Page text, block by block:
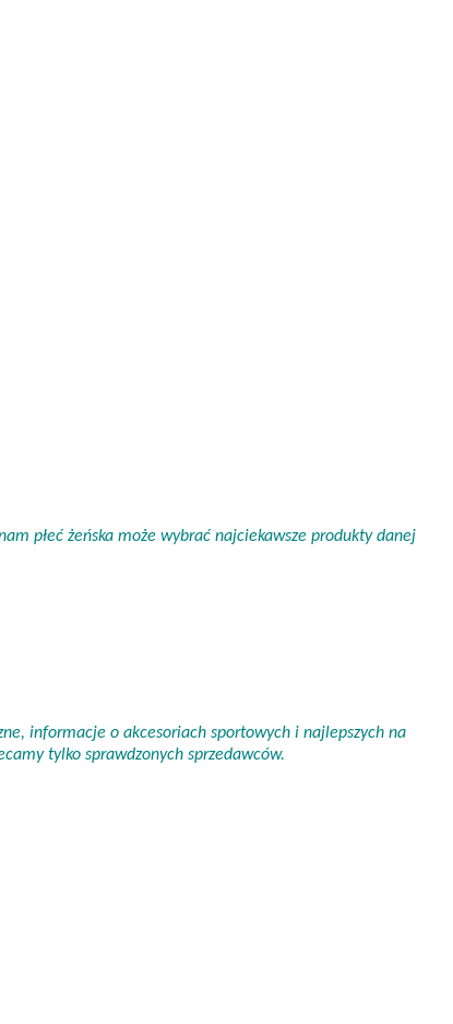
płeć żeńska może wybrać najciekawsze produkty danej
informacje o akcesoriach sportowych i najlepszych na
tylko sprawdzonych sprzedawców.